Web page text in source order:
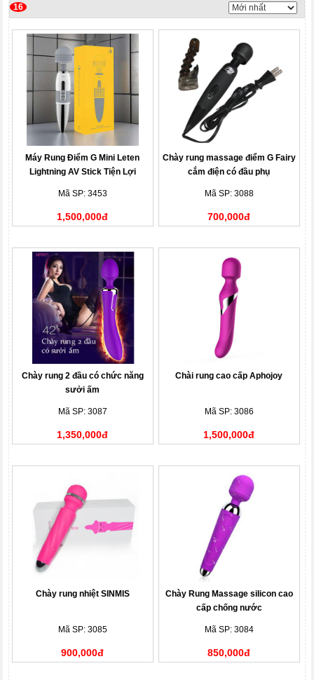
16
Máy Rung Điểm G Mini Leten
Lightning AV Stick Tiện Lợi
Mã SP: 3453
1,500,000đ
Chày rung massage điểm G Fairy
cắm điện có đầu phụ
Mã SP: 3088
700,000đ
Chày rung 2 đầu có chức năng
sưởi ấm
Mã SP: 3087
1,350,000đ
Chài rung cao cấp Aphojoy
Mã SP: 3086
1,500,000đ
Chày rung nhiệt SINMIS
Mã SP: 3085
900,000đ
Chày Rung Massage silicon cao
cấp chống nước
Mã SP: 3084
850,000đ